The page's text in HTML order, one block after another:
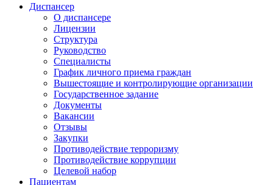
Диспансер
О диспансере
Лицензии
Структура
Руководство
Специалисты
График личного приема граждан
Вышестоящие и контролирующие организации
Государственное задание
Документы
Вакансии
Отзывы
Закупки
Противодействие терроризму
Противодействие коррупции
Целевой набор
Пациентам